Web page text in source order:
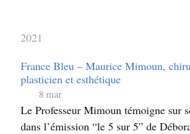
2021
France Bleu – Maurice Mimoun,
plasticien et esthétique
8 mar
Le Professeur Mimoun témoigne sur
dans l’émission “le 5 sur 5” de